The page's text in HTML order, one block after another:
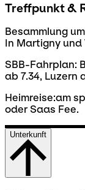
Treffpunkt &
Besammlung
In Martigny
SBB-Fahrplan:
ab 7.34, Luzern
Heimreise:am
oder Saas Fee.
Unterkunft